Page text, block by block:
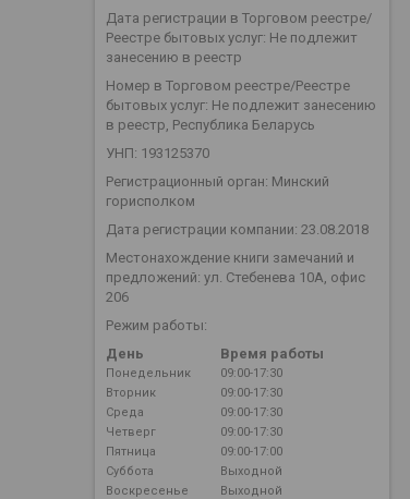
Дата регистрации в Торговом реестре/
Реестре бытовых услуг: Не подлежит
занесению в реестр
Номер в Торговом реестре/Реестре
бытовых услуг: Не подлежит занесению
в реестр, Республика Беларусь
УНП: 193125370
Регистрационный орган: Минский
горисполком
Дата регистрации компании: 23.08.2018
Местонахождение книги замечаний и
предложений: ул. Стебенева 10А, офис
206
Режим работы:
День
Время работы
Понедельник
09:00-17:30
Вторник
09:00-17:30
Среда
09:00-17:30
Четверг
09:00-17:30
Пятница
09:00-17:00
Суббота
Выходной
Воскресенье
Выходной